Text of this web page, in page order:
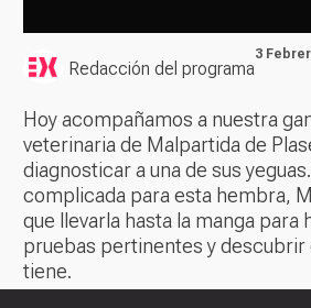
Redacción del programa
3
Hoy acompañamos a nuestra
veterinaria de Malpartida de
diagnosticar a una de sus
complicada para esta hembra,
que llevarla hasta la manga para
pruebas pertinentes y descubrir
tiene.